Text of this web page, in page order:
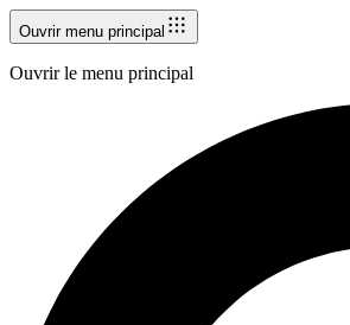
Ouvrir menu principal
Ouvrir le menu principal